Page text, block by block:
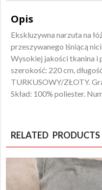
Opis
Ekskluzywna narzuta na
przeszywanego lśniącą
Wysokiej jakości tkanina i
szerokość: 220 cm,
TURKUSOWY/ZŁOTY.
Skład: 100% poliester.
RELATED PRODUCTS